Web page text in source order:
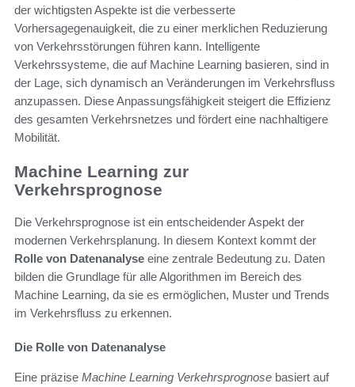
der wichtigsten Aspekte ist die verbesserte
Vorhersagegenauigkeit, die zu einer merklichen Reduzierung
von Verkehrsstörungen führen kann. Intelligente
Verkehrssysteme, die auf Machine Learning basieren, sind in
der Lage, sich dynamisch an Veränderungen im Verkehrsfluss
anzupassen. Diese Anpassungsfähigkeit steigert die Effizienz
des gesamten Verkehrsnetzes und fördert eine nachhaltigere
Mobilität.
Machine Learning zur
Verkehrsprognose
Die Verkehrsprognose ist ein entscheidender Aspekt der
modernen Verkehrsplanung. In diesem Kontext kommt der
Rolle von Datenanalyse eine zentrale Bedeutung zu. Daten
bilden die Grundlage für alle Algorithmen im Bereich des
Machine Learning, da sie es ermöglichen, Muster und Trends
im Verkehrsfluss zu erkennen.
Die Rolle von Datenanalyse
Eine präzise Machine Learning Verkehrsprognose basiert auf